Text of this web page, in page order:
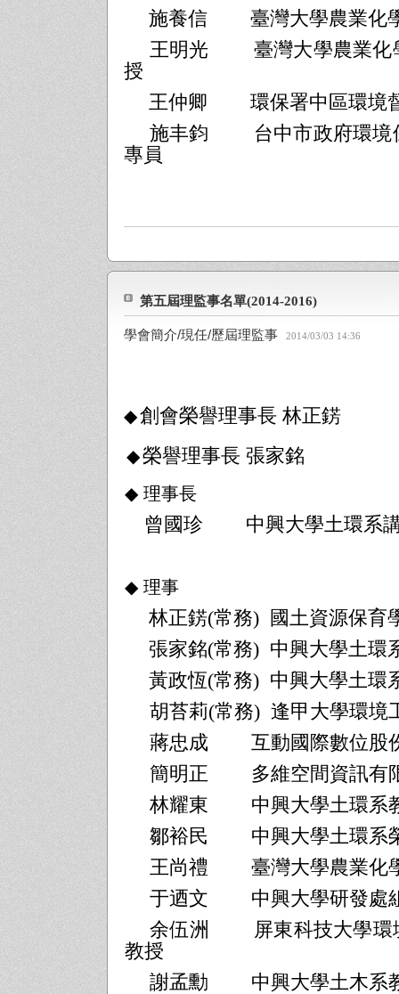
施養信
臺灣大學農業化
王明光
臺灣大學農業
授
王仲卿
環保署中區環境
施丰鈞
台中市政府環
專員
第五屆理監事名單(2014-2016)
學會簡介/現任/歷屆理監事 2014/03/03 14:36
◆創會榮譽理事長 林正錺
◆榮譽理事長 張家銘
◆ 理事長
曾國珍 中興大學土環系
◆ 理事
林正錺(常務)
國土資源保育
張家銘(常務) 中興大學土環
黃政恆(常務) 中興大學土環
胡苔莉(常務) 逢甲大學環境
蔣忠成
互動國際數位股
簡明正
多維空間資訊有
林耀東
中興大學土環系
鄒裕民
中興大學土環系
王尚禮
臺灣大學農業化
于迺文
中興大學研發處
余伍洲
屏東科技大學
教授
謝孟勳
中興大學土木系